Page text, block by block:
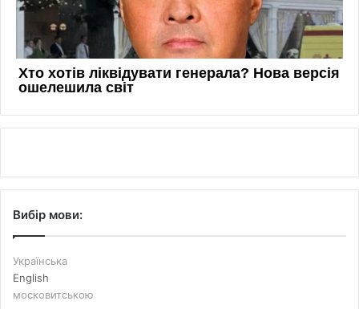
Вибір мови:
Українська
English
московитською